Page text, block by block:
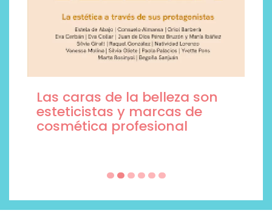
Las caras de la belleza son
esteticistas y marcas de
cosmética profesional